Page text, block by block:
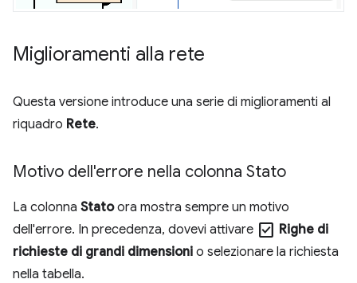
Miglioramenti alla rete
Questa versione introduce una serie di miglioramenti al
riquadro Rete.
Motivo dell'errore nella colonna Stato
La colonna Statoora mostra sempre un motivo
dell'errore. In precedenza, dovevi attivare check_box Righe di
richieste di grandi dimensioni o selezionare la richiesta
nella tabella.